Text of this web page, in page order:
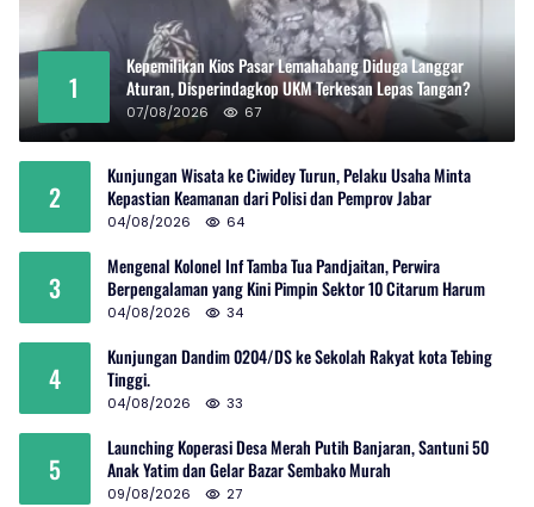
1
Kepemilikan Kios Pasar Lemahabang Diduga Langgar
Aturan, Disperindagkop UKM Terkesan Lepas Tangan?
07/08/2026 67
2
Kunjungan Wisata ke Ciwidey Turun, Pelaku Usaha Minta
Kepastian Keamanan dari Polisi dan Pemprov Jabar
04/08/2026 64
3
Mengenal Kolonel Inf Tamba Tua Pandjaitan, Perwira
Berpengalaman yang Kini Pimpin Sektor 10 Citarum Harum
04/08/2026 34
4
Kunjungan Dandim 0204/DS ke Sekolah Rakyat kota Tebing
Tinggi.
04/08/2026 33
5
Launching Koperasi Desa Merah Putih Banjaran, Santuni 50
Anak Yatim dan Gelar Bazar Sembako Murah
09/08/2026 27